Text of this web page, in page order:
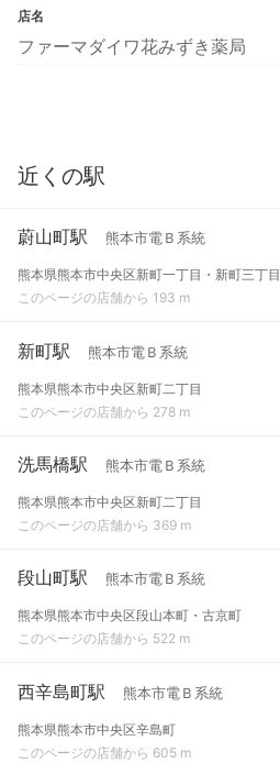
店名
ファーマダイワ花みずき薬局
近くの駅
蔚山町駅 熊本市電Ｂ系統
熊本県熊本市中央区新町一丁目・新町三丁目
このページの店舗から 193 m
新町駅 熊本市電Ｂ系統
熊本県熊本市中央区新町二丁目
このページの店舗から 278 m
洗馬橋駅 熊本市電Ｂ系統
熊本県熊本市中央区新町二丁目
このページの店舗から 369 m
段山町駅 熊本市電Ｂ系統
熊本県熊本市中央区段山本町・古京町
このページの店舗から 522 m
西辛島町駅 熊本市電Ｂ系統
熊本県熊本市中央区辛島町
このページの店舗から 605 m